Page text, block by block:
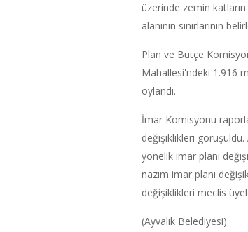
üzerinde zemin
alanının sınırlarının
Plan ve Bütçe
Mahallesi'ndeki 1.916
oylandı.
İmar Komisyonu
değişiklikleri
yönelik imar planı
nazım imar planı
değişiklikleri meclis
(Ayvalık Belediyesi)